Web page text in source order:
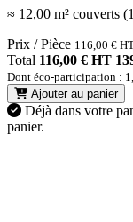
≈ 12,00 m² couverts
Prix / Pièce 116,00 €
Total 116,00 € HT
Dont éco-participation :
Ajouter au panier
Déjà dans votre
panier.